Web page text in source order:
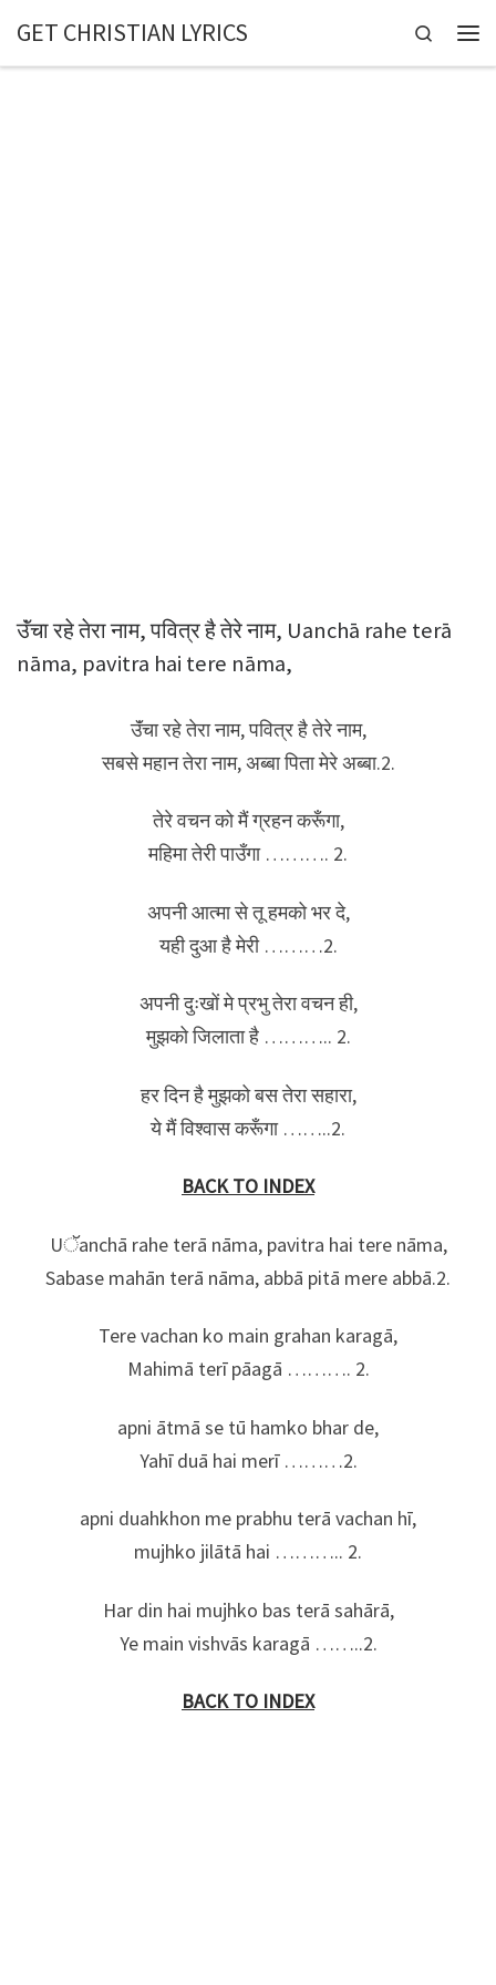
Skip to content
GET CHRISTIAN LYRICS Search
उॅंचा रहे तेरा नाम, पवित्र है तेरे नाम, Uanchā rahe terā
nāma, pavitra hai tere nāma,
उॅंचा रहे तेरा नाम, पवित्र है तेरे नाम,
सबसे महान तेरा नाम, अब्बा पिता मेरे अब्बा.2.
तेरे वचन को मैं ग्रहन करूँगा,
महिमा तेरी पाउँगा ………. 2.
अपनी आत्मा से तू हमको भर दे,
यही दुआ है मेरी ………2.
अपनी दुःखों मे प्रभु तेरा वचन ही,
मुझको जिलाता है ……….. 2.
हर दिन है मुझको बस तेरा सहारा,
ये मैं विश्वास करूँगा ……..2.
BACK TO INDEX
Uॅanchā rahe terā nāma, pavitra hai tere nāma,
Sabase mahān terā nāma, abbā pitā mere abbā.2.
Tere vachan ko main grahan karagā,
Mahimā terī pāagā ………. 2.
apni ātmā se tū hamko bhar de,
Yahī duā hai merī ………2.
apni duahkhon me prabhu terā vachan hī,
mujhko jilātā hai ……….. 2.
Har din hai mujhko bas terā sahārā,
Ye main vishvās karagā ……..2.
BACK TO INDEX